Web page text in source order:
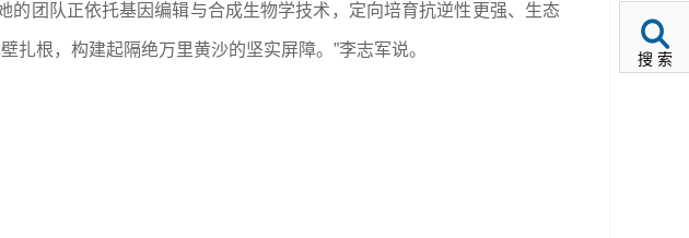
的团队正依托基因编辑与合成生物学技术，定向培育抗逆性更强、生态
根，构建起隔绝万里黄沙的坚实屏障。”李志军说。 搜 索